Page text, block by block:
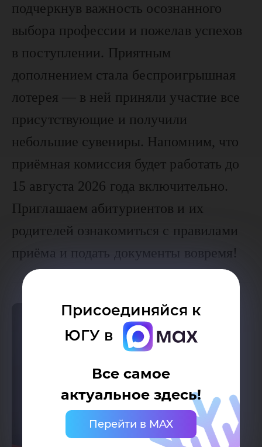
Присоединяйся к
ЮГУ в
Все самое
актуальное здесь!
Перейти в MAX
подчеркнув важность осознанного
выбора профессии и пожелав успехов
в поступлении. Приятным
дополнением стала беспроигрышная
лотерея — в ней приняли участие все
присутствующие и получили
небольшие сувениры. Напомним, что
приёмная комиссия будет работать до
15 августа 2026 года включительно.
Приглашаем абитуриентов и их
родителей ознакомиться с правилами
приёма и подать документы вовремя!